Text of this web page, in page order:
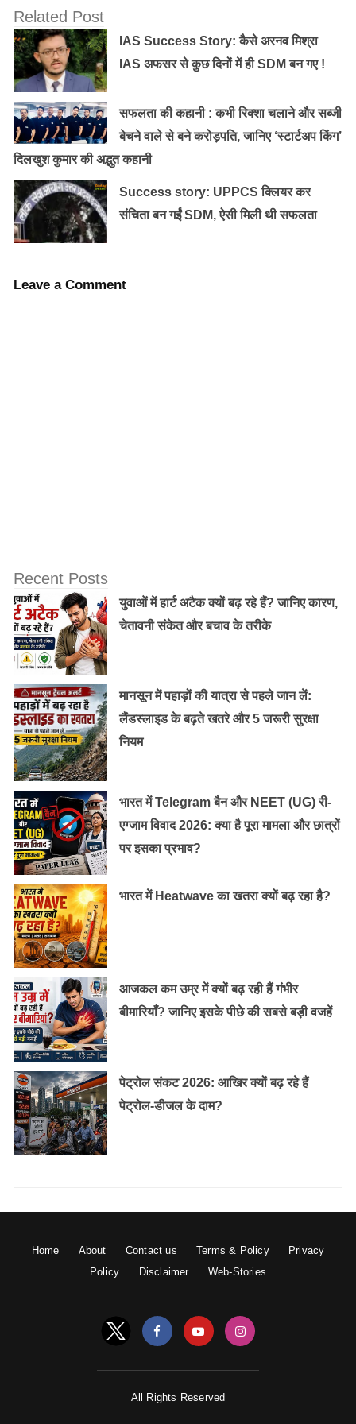
Related Post
IAS Success Story: कैसे अरनव मिश्रा
IAS अफसर से कुछ दिनों में ही SDM बन गए !
सफलता की कहानी : कभी रिक्शा चलाने और सब्जी
बेचने वाले से बने करोड़पति, जानिए ‘स्टार्टअप किंग’
दिलखुश कुमार की अद्भुत कहानी
Success story: UPPCS क्लियर कर
संचिता बन गईं SDM, ऐसी मिली थी सफलता
Leave a Comment
Recent Posts
युवाओं में हार्ट अटैक क्यों बढ़ रहे हैं? जानिए कारण,
चेतावनी संकेत और बचाव के तरीके
मानसून में पहाड़ों की यात्रा से पहले जान लें:
लैंडस्लाइड के बढ़ते खतरे और 5 जरूरी सुरक्षा
नियम
भारत में Telegram बैन और NEET (UG) री-
एग्जाम विवाद 2026: क्या है पूरा मामला और छात्रों
पर इसका प्रभाव?
भारत में Heatwave का खतरा क्यों बढ़ रहा है?
आजकल कम उम्र में क्यों बढ़ रही हैं गंभीर
बीमारियाँ? जानिए इसके पीछे की सबसे बड़ी वजहें
पेट्रोल संकट 2026: आखिर क्यों बढ़ रहे हैं
पेट्रोल-डीजल के दाम?
Home About Contact us Terms & Policy
Privacy
Policy
Disclaimer Web-Stories
All Rights Reserved